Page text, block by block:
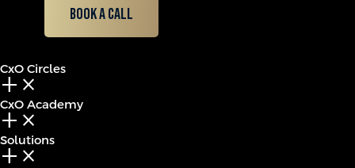
Book a call
CxO Circles
add_2 close
CxO Academy
add_2 close
Solutions
add_2 close